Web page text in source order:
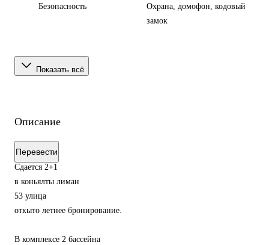
Безопасность
Охрана, домофон, кодовый
замок
Показать всё
Описание
Перевести
Сдается 2+1
в коньялты лиман
53 улица
откыто летнее бронирование.
В комплексе 2 бассейна